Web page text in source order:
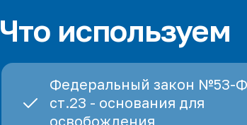
Что используем
Федеральный закон №53-
ст.23 - основания для
освобождения